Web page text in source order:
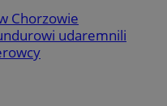
Chorzowie
udaremnili